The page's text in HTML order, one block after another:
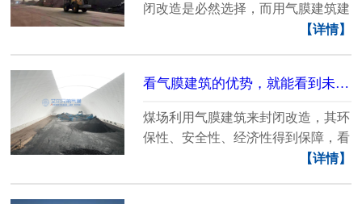
闭改造是必然选择，而用气膜建筑建
【详情】
看气膜建筑的优势，就能看到未来煤场的改变
煤场利用气膜建筑来封闭改造，其环
保性、安全性、经济性得到保障，看
【详情】